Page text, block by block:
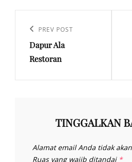
posPrevious
Post
PREV POST
Dapur Ala
Restoran
TINGGALKAN
Alamat email Anda tidak
Ruas yang wajib ditandai *